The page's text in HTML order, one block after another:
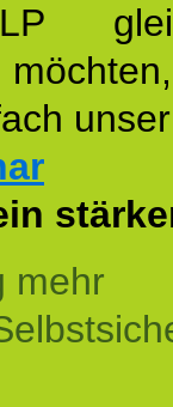
unser
mehr